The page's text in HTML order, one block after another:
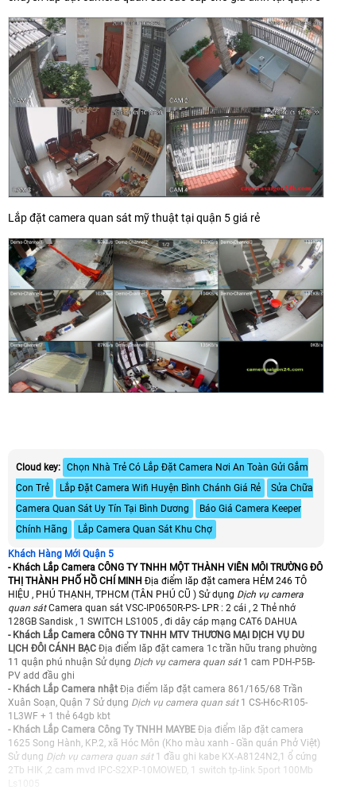
Lắp đặt camera quan sát mỹ thuật tại quận 5 giá rẻ
Cloud key: Chọn Nhà Trẻ Có Lắp Đặt Camera Nơi An Toàn Gửi Gắm
Con Trẻ
Lắp Đặt Camera Wifi Huyện Bình Chánh Giá Rẻ
Sửa Chữa
Camera Quan Sát Uy Tín Tại Bình Dương
Báo Giá Camera Keeper
Chính Hãng
Lắp Camera Quan Sát Khu Chợ
Khách Hàng Mới Quận 5
- Khách Lắp Camera CÔNG TY TNHH MỘT THÀNH VIÊN MÔI TRƯỜNG ĐÔ
THỊ THÀNH PHỐ HỒ CHÍ MINH Địa điểm lăp đặt camera HẺM 246 TÔ
HIỆU , PHÚ THẠNH, TPHCM (TÂN PHÚ CŨ ) Sử dụng Dịch vụ camera
quan sátCamera quan sát VSC-IP0650R-PS- LPR : 2 cái , 2 Thẻ nhớ
128GB Sandisk , 1 SWITCH LS1005 , đi dây cáp mạng CAT6 DAHUA
- Khách Lắp Camera CÔNG TY TNHH MTV THƯƠNG MẠI DỊCH VỤ DU
LỊCH ĐÔI CÁNH BẠC Địa điểm lăp đặt camera 1c trần hữu trang phường
11 quận phú nhuận Sử dụng Dịch vụ camera quan sát 1 cam PDH-P5B-
PV add đầu ghi
- Khách Lắp Camera nhật Địa điểm lăp đặt camera 861/165/68 Trần
Xuân Soạn, Quận 7 Sử dụng Dịch vụ camera quan sát 1 CS-H6c-R105-
1L3WF + 1 thẻ 64gb kbt
- Khách Lắp Camera Công Ty TNHH MAYBE Địa điểm lăp đặt camera
1625 Song Hành, KP.2, xã Hóc Môn (Kho màu xanh - Gần quán Phở Việt)
Sử dụng Dịch vụ camera quan sát 1 đầu ghi kabe KX-A8124N2,1 ổ cứng
2Tb HIK ,2 cam mvd IPC-S2XP-10MOWED, 1 switch tp-link 5port 100Mb